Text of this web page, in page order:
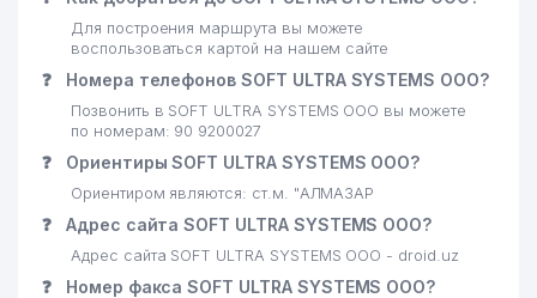
Для построения маршрута вы можете
воспользоваться картой на нашем сайте
❓ Номера телефонов SOFT ULTRA SYSTEMS ООО?
Позвонить в SOFT ULTRA SYSTEMS ООО вы можете
по номерам: 90 9200027
❓ Ориентиры SOFT ULTRA SYSTEMS ООО?
Ориентиром являются: ст.м. "АЛМАЗАР
❓ Адрес сайта SOFT ULTRA SYSTEMS ООО?
Адрес сайта SOFT ULTRA SYSTEMS ООО - droid.uz
❓ Номер факса SOFT ULTRA SYSTEMS ООО?